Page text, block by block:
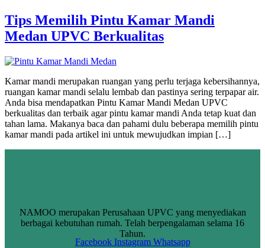
Tips Memilih Pintu Kamar Mandi
Medan UPVC Berkualitas
Kamar mandi merupakan ruangan yang perlu terjaga kebersihannya,
ruangan kamar mandi selalu lembab dan pastinya sering terpapar air.
Anda bisa mendapatkan Pintu Kamar Mandi Medan UPVC
berkualitas dan terbaik agar pintu kamar mandi Anda tetap kuat dan
tahan lama. Makanya baca dan pahami dulu beberapa memilih pintu
kamar mandi pada artikel ini untuk mewujudkan impian […]
NAMOO merupakan Perusahaan UPVC yang menyediakan
berbagai kebutuhan rumah. Telah berpengalaman selama 16
Tahun.
Facebook Instagram Whatsapp